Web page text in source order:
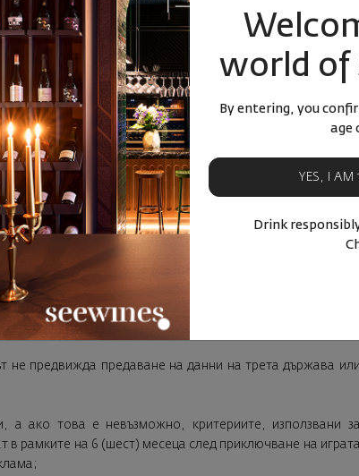
участниците, е длъжностното лице позащита на личните
ел. поща
dpo@seewines.eu
. Всеки участник може
на „Сийуайнс Логистикс“ ЕООД на
на печеливш участник и връчване на
анализи. Правно основание за обработване:
име и фамилия, посочени от печелившия с цел да
на който да бъде връчена наградата му;
данни, ако има такива: Организаторът на играта е
да предостави името, фамилията, адреса, имейл адреса
на куриер или пощенски оператор с цел изпращане на
не предвижда предаване на данни на трета държава или
а ако това е невъзможно, критериите, използвани за
в рамките на 6 (шест) месеца след приключване на играта
world of
By entering, you
age
YES, I AM
Drink